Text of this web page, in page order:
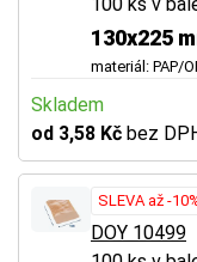
100 ks v
130x225
materiál: PAP/
Skladem
od 3,58 Kč bez
SLEVA až -
DOY 10499